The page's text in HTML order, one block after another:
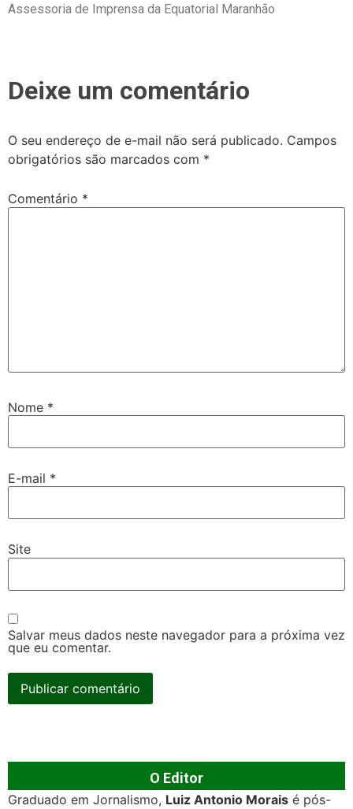
Assessoria de Imprensa da Equatorial Maranhão
Deixe um comentário
O seu endereço de e-mail não será publicado. Campos
obrigatórios são marcados com *
Comentário *
Nome *
E-mail *
Site
Salvar meus dados neste navegador para a próxima vez
que eu comentar.
O Editor
Graduado em Jornalismo, Luiz Antonio Morais é pós-